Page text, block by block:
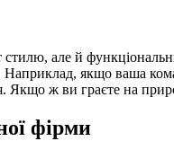
але й
Наприклад, якщо ваша
Якщо ж ви граєте на
фірми